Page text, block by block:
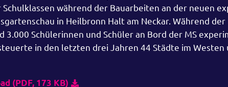
während der Bauarbeiten an der neuen
in Heilbronn Halt am Neckar. Während
3.000 Schülerinnen und Schüler an Bord der MS
in den letzten drei Jahren 44 Städte im Westen
(PDF, 173 KB)